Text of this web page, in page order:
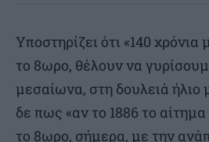
Υποστηρίζει ότι «140 χρόνια
το 8ωρο, θέλουν να
μεσαίωνα, στη δουλειά ήλιο
δε πως «αν το 1886 το
το 8ωρο, σήμερα, με την